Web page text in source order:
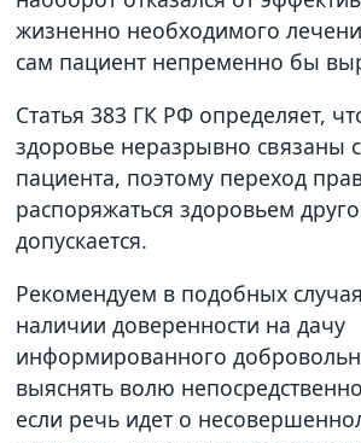
жизненно необходимого
сам пациент непременно бы
Статья 383 ГК РФ определяет,
здоровье неразрывно связаны
пациента, поэтому переход
распоряжаться здоровьем
допускается.
Рекомендуем в подобных
наличии доверенности на дачу
информированного
выяснять волю
если речь идет о